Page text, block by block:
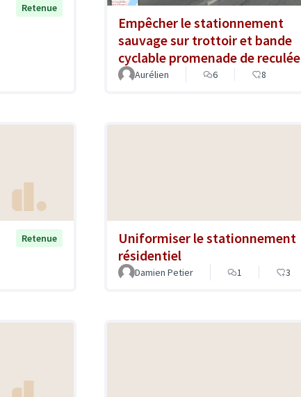
Retenue
Empêcher le stationnement
sauvage sur trottoir et bande
cyclable promenade de reculée
Aurélien 6 8
Retenue
Uniformiser le stationnement
résidentiel
Damien Petier 1 3